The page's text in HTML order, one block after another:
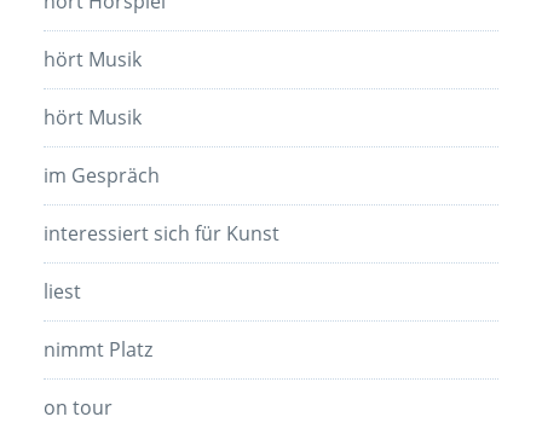
hört Musik
hört Musik
im Gespräch
interessiert sich für Kunst
liest
nimmt Platz
on tour